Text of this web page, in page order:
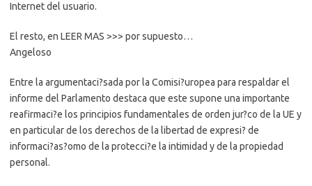
Internet del usuario.
El resto, en LEER MAS >>> por supuesto…
Angeloso
Entre la argumentaci?sada por la Comisi?uropea para respaldar el
informe del Parlamento destaca que este supone una importante
reafirmaci?e los principios fundamentales de orden jur?co de la UE y
en particular de los derechos de la libertad de expresi? de
informaci?as?omo de la protecci?e la intimidad y de la propiedad
personal.